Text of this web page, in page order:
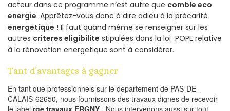
acteur dans ce programme n’est autre que comble eco
energie. Apprêtez-vous donc à dire adieu à la précarité
energetique ! Il faut quand même se renseigner sur les
autres criteres eligibilite stipulées dans la loi POPE relative
à la rénovation energetique sont à considérer.
Tant d’avantages à gagner
En tant que professionnels sur le departement de PAS-DE-
CALAIS-62650, nous fournissons des travaux dignes de recevoir
le label rge travaux ERGNY . Nous intervenons aussi sur tout